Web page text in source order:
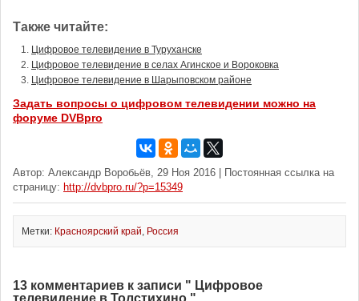
Также читайте:
Цифровое телевидение в Туруханске
Цифровое телевидение в селах Агинское и Вороковка
Цифровое телевидение в Шарыповском районе
Задать вопросы о цифровом телевидении можно на
форуме DVBpro
Автор: Александр Воробьёв, 29 Ноя 2016 | Постоянная ссылка на
страницу: http://dvbpro.ru/?p=15349
Метки: Красноярский край, Россия
13 комментариев к записи " Цифровое
телевидение в Толстихино "